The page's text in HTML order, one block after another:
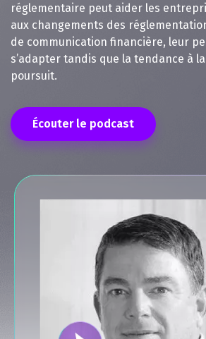
réglementaire peut aider les
aux changements des
de communication financière, leur
s’adapter tandis que la tendance à
poursuit.
Écouter le podcast